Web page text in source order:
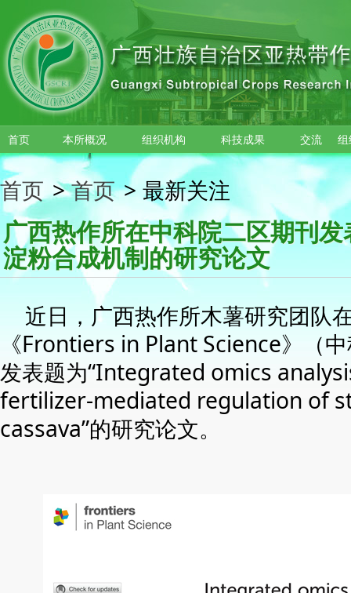
跳转到主要内容
首页 本所概况 组织机构 科技成果 交流
首页 > 首页 > 最新关注
广西热作所在中科院二区期刊
淀粉合成机制的研究论文
近日，广西热作所木薯研究团队
《Frontiers in Plant Science》（
发表题为“Integrated omics
fertilizer-mediated regulation of
cassava”的研究论文。